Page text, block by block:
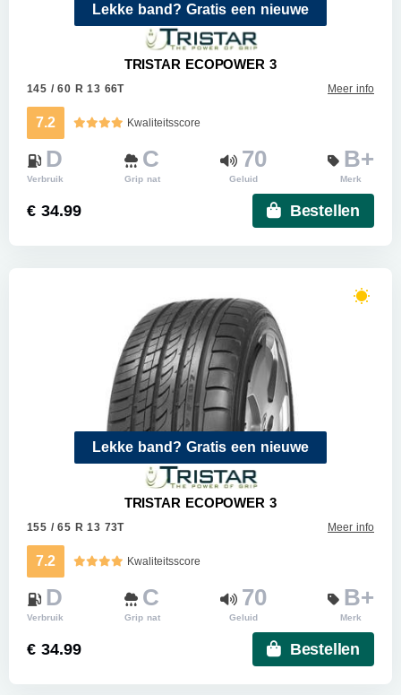
Lekke band? Gratis een nieuwe
TRISTAR ECOPOWER 3
145 / 60 R 13 66T Meer info
7.2 Kwaliteitsscore
D
Verbruik
C
Grip nat
70
Geluid
B+
Merk
€ 34.99 Bestellen
Lekke band? Gratis een nieuwe
TRISTAR ECOPOWER 3
155 / 65 R 13 73T Meer info
7.2 Kwaliteitsscore
D
Verbruik
C
Grip nat
70
Geluid
B+
Merk
€ 34.99 Bestellen